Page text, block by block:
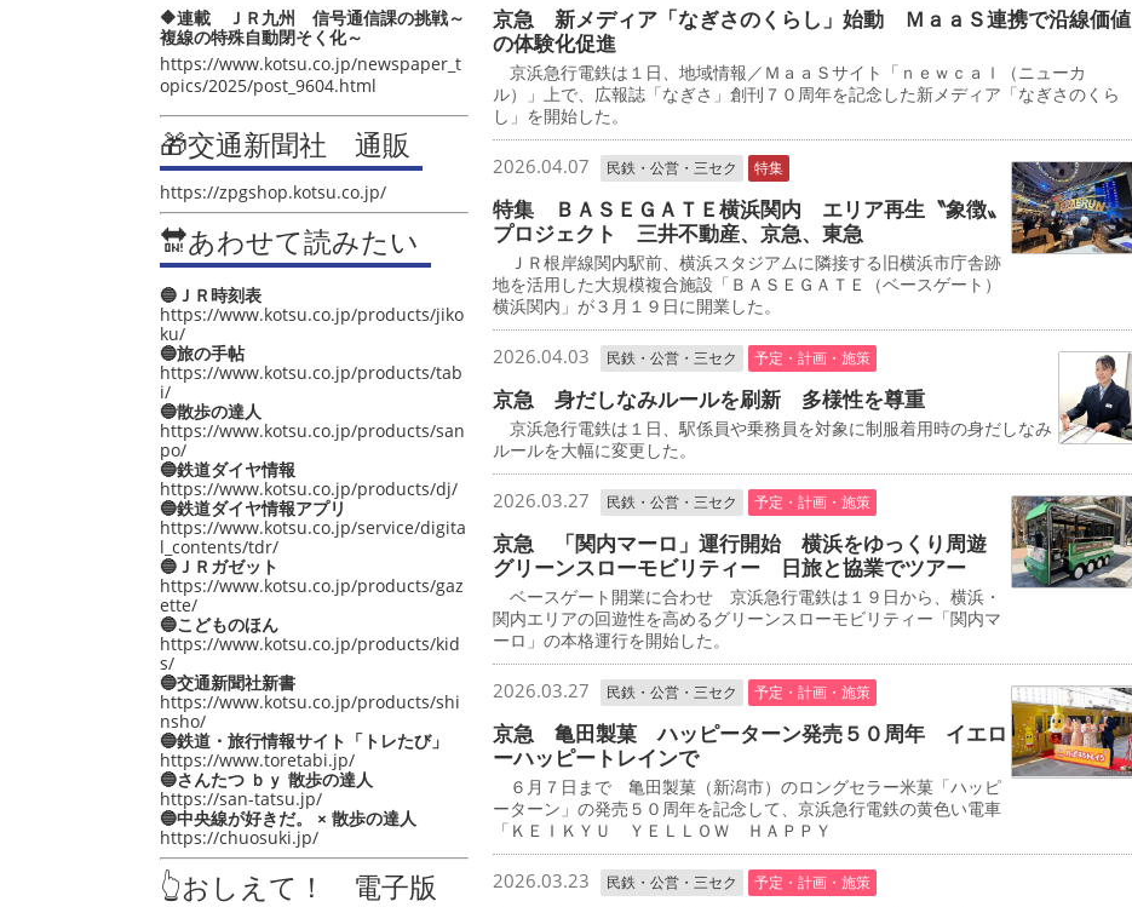
🔶連載 ＪＲ九州 信号通信課の挑戦～
複線の特殊自動閉そく化～
https://www.kotsu.co.jp/newspaper_t
opics/2025/post_9604.html
🎁交通新聞社 通販
https://zpgshop.kotsu.co.jp/
🔛あわせて読みたい
🔵ＪＲ時刻表
https://www.kotsu.co.jp/products/jiko
ku/
🔵旅の手帖
https://www.kotsu.co.jp/products/tab
i/
🔵散歩の達人
https://www.kotsu.co.jp/products/san
po/
🔵鉄道ダイヤ情報
https://www.kotsu.co.jp/products/dj/
🔵鉄道ダイヤ情報アプリ
https://www.kotsu.co.jp/service/digita
l_contents/tdr/
🔵ＪＲガゼット
https://www.kotsu.co.jp/products/gaz
ette/
🔵こどものほん
https://www.kotsu.co.jp/products/kid
s/
🔵交通新聞社新書
https://www.kotsu.co.jp/products/shi
nsho/
🔵鉄道・旅行情報サイト「トレたび」
https://www.toretabi.jp/
🔵さんたつ ｂｙ 散歩の達人
https://san-tatsu.jp/
🔵中央線が好きだ。 × 散歩の達人
https://chuosuki.jp/
👆おしえて！ 電子版
京急 新メディア「なぎさのくらし」始動 ＭａａＳ連携で沿線価値
の体験化促進
京浜急行電鉄は１日、地域情報／ＭａａＳサイト「ｎｅｗｃａｌ（ニューカ
ル）」上で、広報誌「なぎさ」創刊７０周年を記念した新メディア「なぎさのくら
し」を開始した。
2026.04.07 民鉄・公営・三セク 特集
特集 ＢＡＳＥＧＡＴＥ横浜関内 エリア再生〝象徴〟
プロジェクト 三井不動産、京急、東急
ＪＲ根岸線関内駅前、横浜スタジアムに隣接する旧横浜市庁舎跡
地を活用した大規模複合施設「ＢＡＳＥＧＡＴＥ（ベースゲート）
横浜関内」が３月１９日に開業した。
2026.04.03 民鉄・公営・三セク 予定・計画・施策
京急 身だしなみルールを刷新 多様性を尊重
京浜急行電鉄は１日、駅係員や乗務員を対象に制服着用時の身だしなみ
ルールを大幅に変更した。
2026.03.27 民鉄・公営・三セク 予定・計画・施策
京急 「関内マーロ」運行開始 横浜をゆっくり周遊
グリーンスローモビリティー 日旅と協業でツアー
ベースゲート開業に合わせ 京浜急行電鉄は１９日から、横浜・
関内エリアの回遊性を高めるグリーンスローモビリティー「関内マ
ーロ」の本格運行を開始した。
2026.03.27 民鉄・公営・三セク 予定・計画・施策
京急 亀田製菓 ハッピーターン発売５０周年 イエロ
ーハッピートレインで
６月７日まで 亀田製菓（新潟市）のロングセラー米菓「ハッピ
ーターン」の発売５０周年を記念して、京浜急行電鉄の黄色い電車
「ＫＥＩＫＹＵ ＹＥＬＬＯＷ ＨＡＰＰＹ
2026.03.23 民鉄・公営・三セク 予定・計画・施策